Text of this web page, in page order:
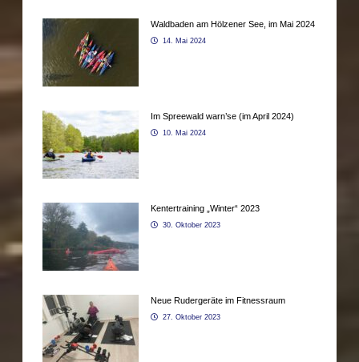
Waldbaden am Hölzener See, im Mai 2024
14. Mai 2024
Im Spreewald warn’se (im April 2024)
10. Mai 2024
Kentertraining „Winter“ 2023
30. Oktober 2023
Neue Rudergeräte im Fitnessraum
27. Oktober 2023